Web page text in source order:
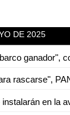
DE 2025